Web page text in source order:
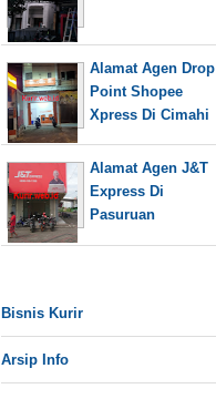
Alamat Agen Drop
Point Shopee
Xpress Di Cimahi
Alamat Agen J&T
Express Di
Pasuruan
Bisnis Kurir
Arsip Info